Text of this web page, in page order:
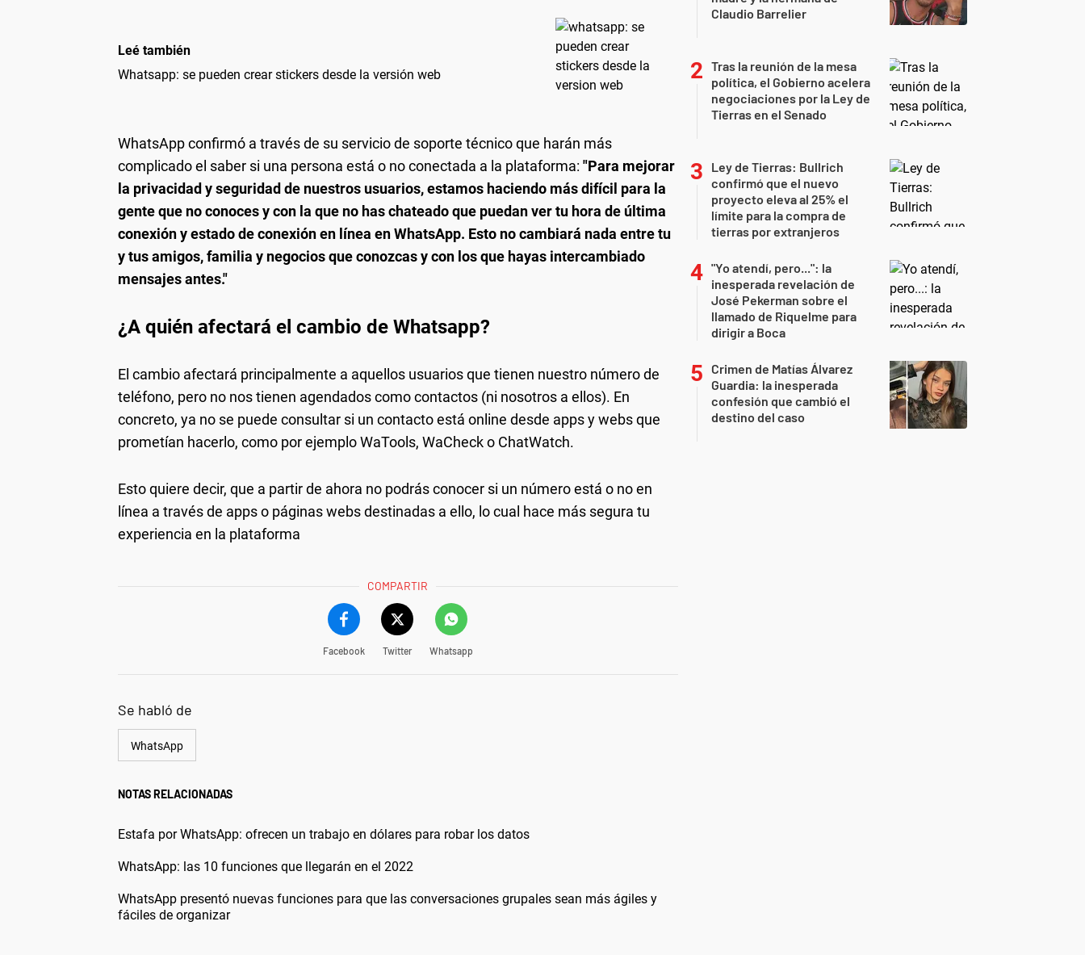
Leé también
Whatsapp: se pueden crear stickers desde la versión web
WhatsApp confirmó a través de su servicio de soporte técnico que harán más
complicado el saber si una persona está o no conectada a la plataforma: "Para mejorar
la privacidad y seguridad de nuestros usuarios, estamos haciendo más difícil para la
gente que no conoces y con la que no has chateado que puedan ver tu hora de última
conexión y estado de conexión en línea en WhatsApp. Esto no cambiará nada entre tu
y tus amigos, familia y negocios que conozcas y con los que hayas intercambiado
mensajes antes."
¿A quién afectará el cambio de Whatsapp?
El cambio afectará principalmente a aquellos usuarios que tienen nuestro número de
teléfono, pero no nos tienen agendados como contactos (ni nosotros a ellos). En
concreto, ya no se puede consultar si un contacto está online desde apps y webs que
prometían hacerlo, como por ejemplo WaTools, WaCheck o ChatWatch.
Esto quiere decir, que a partir de ahora no podrás conocer si un número está o no en
línea a través de apps o páginas webs destinadas a ello, lo cual hace más segura tu
experiencia en la plataforma
COMPARTIR
Facebook Twitter Whatsapp
Se habló de
WhatsApp
NOTAS RELACIONADAS
Estafa por WhatsApp: ofrecen un trabajo en dólares para robar los datos
WhatsApp: las 10 funciones que llegarán en el 2022
WhatsApp presentó nuevas funciones para que las conversaciones grupales sean más ágiles y
fáciles de organizar
Claudio Barrelier
Tras la reunión de la mesa
política, el Gobierno acelera
negociaciones por la Ley de
Tierras en el Senado
Ley de Tierras: Bullrich
confirmó que el nuevo
proyecto eleva al 25% el
límite para la compra de
tierras por extranjeros
"Yo atendí, pero...": la
inesperada revelación de
José Pekerman sobre el
llamado de Riquelme para
dirigir a Boca
Crimen de Matías Álvarez
Guardia: la inesperada
confesión que cambió el
destino del caso